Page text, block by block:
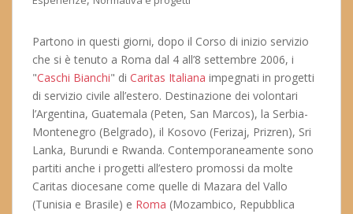
Partono in questi giorni, dopo il Corso di inizio servizio
che si è tenuto a Roma dal 4 all’8 settembre 2006, i
"Caschi Bianchi" di Caritas Italiana impegnati in progetti
di servizio civile all’estero. Destinazione dei volontari
l’Argentina, Guatemala (Peten, San Marcos), la Serbia-
Montenegro (Belgrado), il Kosovo (Ferizaj, Prizren), Sri
Lanka, Burundi e Rwanda. Contemporaneamente sono
partiti anche i progetti all’estero promossi da molte
Caritas diocesane come quelle di Mazara del Vallo
(Tunisia e Brasile) e Roma (Mozambico, Repubblica